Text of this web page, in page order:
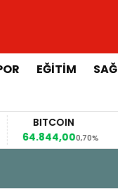
EĞİTİM
BITCOIN
64.844,000,70%